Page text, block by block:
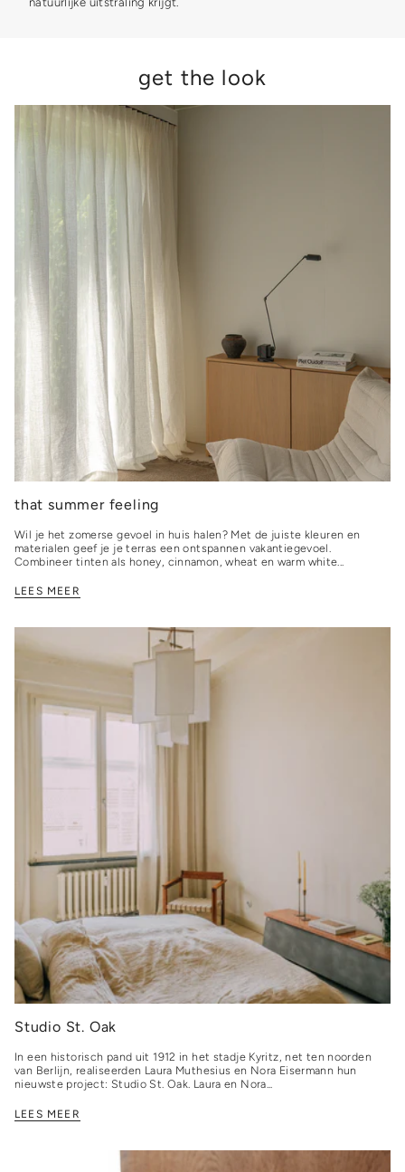
get the look
that summer feeling
Wil je het zomerse gevoel in huis halen? Met de juiste kleuren en
materialen geef je je terras een ontspannen vakantiegevoel.
Combineer tinten als honey, cinnamon, wheat en warm white...
LEES MEER
Studio St. Oak
In een historisch pand uit 1912 in het stadje Kyritz, net ten noorden
van Berlijn, realiseerden Laura Muthesius en Nora Eisermann hun
nieuwste project: Studio St. Oak. Laura en Nora...
LEES MEER